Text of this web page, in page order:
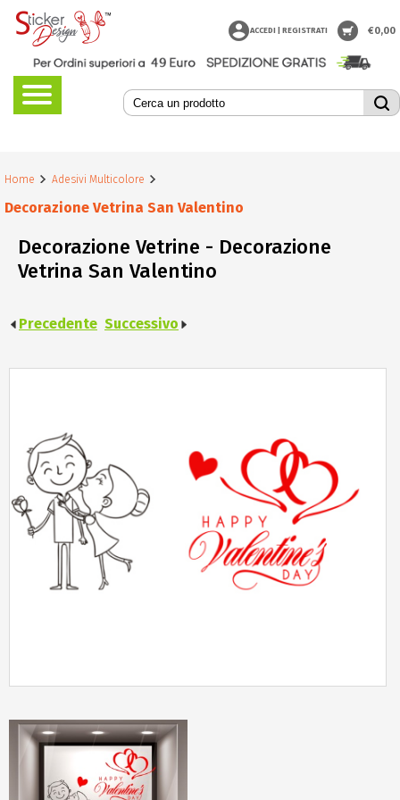
Home Adesivi Multicolore
Decorazione Vetrina San Valentino
Decorazione Vetrine - Decorazione
Vetrina San Valentino
Precedente Successivo
ACCEDI | REGISTRATI €0,00